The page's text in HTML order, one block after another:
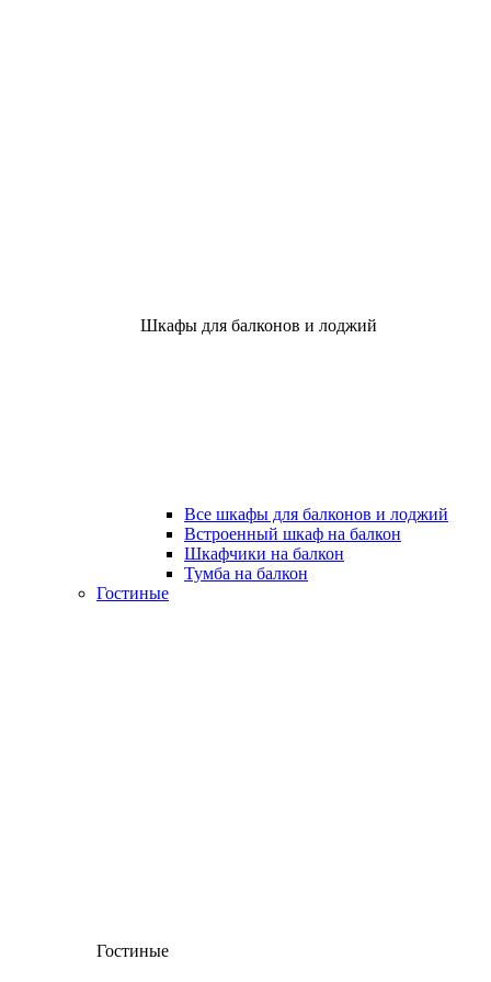
Шкафы для балконов и лоджий
Все шкафы для балконов и лоджий
Встроенный шкаф на балкон
Шкафчики на балкон
Тумба на балкон
Гостиные
Гостиные